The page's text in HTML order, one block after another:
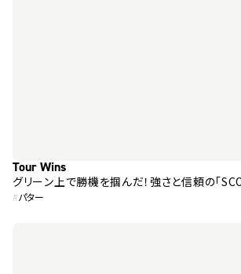
Tour Wins
グリーン上で勝機を掴んだ！強さと信頼の「
#パター